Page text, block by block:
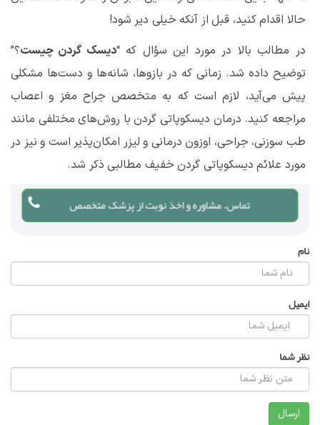
حالا اقدام کنید، قبل از آنکه خیلی دیر شود!
در مطالب بالا در مورد این سؤال که “دیسک گردن چیست؟”
توضیح داده شد. زمانی که در بازوها، شانه‌ها و دست‌ها مشکلی
پیش می‌آید، لازم است که به متخصص جراح مغز و اعصاب
مراجعه کنید. درمان دیسکوپاتی گردن با روش‌های مختلفی مانند
طب سوزنی، جراحی، اوزون درمانی و لیزر امکان‌پذیر است و نیز در
مورد علائم دیسکوپاتی گردن خفیف مطالبی ذکر شد.
تماس، مشاوره و اخذ نوبت از پزشک متخصص
نام
ایمیل
نظر شما